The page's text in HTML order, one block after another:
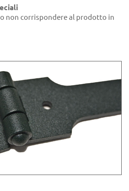
non corrispondere al prodotto in